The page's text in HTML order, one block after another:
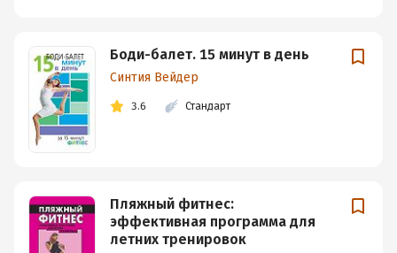
Боди-балет. 15 минут в день
Синтия Вейдер
3.6 Стандарт
Пляжный фитнес:
эффективная программа для
летних тренировок